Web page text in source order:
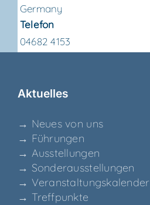
Germany
Telefon
04682 4153
Aktu­el­les
→ Neu­es von uns
→ Füh­run­gen
→ Aus­stel­lun­gen
→ Son­der­aus­stel­lun­gen
→ Ver­an­stal­tungs­ka­len­der
→ Treff­punk­te